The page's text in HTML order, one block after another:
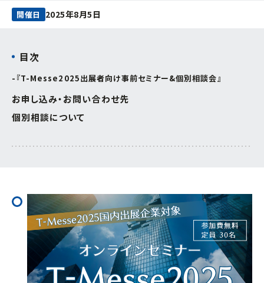
イベント・セミナー
新商品・新技術を
海外展開したい
事務局
イノベーション推進センター
連携促進課
プロジェクト推進課
ものづくり研究開発センター
経営支援課
新事業・販路開拓支援課
よろず支援拠点
開催日 2025年8月5日
目次
『T-Messe2025出展者向け事前セミナー&個別相談会』
お申し込み・お問い合わせ先
個別相談について